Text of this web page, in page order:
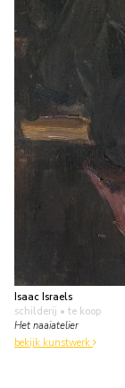
Isaac Israels
schilderij • te koop
Het naaiatelier
bekijk kunstwerk